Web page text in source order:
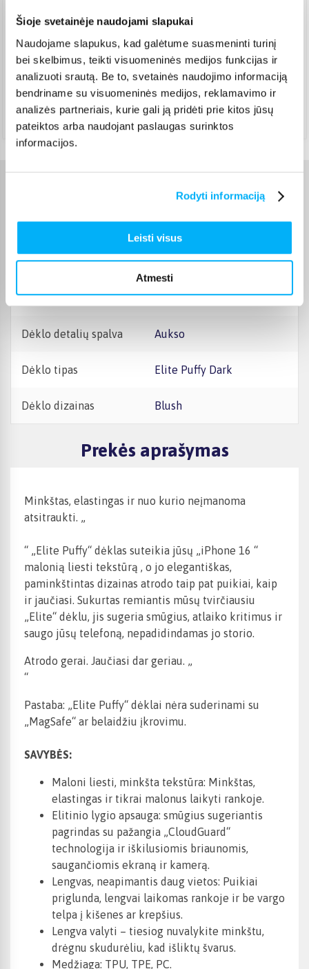
Šioje svetainėje naudojami slapukai
Naudojame slapukus, kad galėtume suasmeninti turinį
bei skelbimus, teikti visuomeninės medijos funkcijas ir
analizuoti srautą. Be to, svetainės naudojimo informaciją
bendriname su visuomeninės medijos, reklamavimo ir
analizės partneriais, kurie gali ją pridėti prie kitos jūsų
pateiktos arba naudojant paslaugas surinktos
informacijos.
Rodyti informaciją
Leisti visus
Atmesti
DPD kurjeris (3,99 €)
Rugpjūtis 12d. - Rugpjūtis 17d.
DPD paštomatas (3,99 €)
Pristato ir šeštadienį
Rugpjūtis 11d. - Rugpjūtis 14d.
Atsiėmimas Veiverių g. 171, Kaunas (1,99 €)
Rugpjūtis 12d. - Rugpjūtis 17d.
Gamintojas Burga
Telefono gamintojas Apple
Telefono modelis iPhone 16
Dėklo detalių spalva Aukso
Dėklo tipas Elite Puffy Dark
Dėklo dizainas Blush
Prekės aprašymas
Minkštas, elastingas ir nuo kurio neįmanoma
atsitraukti. „
“ „Elite Puffy“ dėklas suteikia jūsų „iPhone 16 “
malonią liesti tekstūrą , o jo elegantiškas,
paminkštintas dizainas atrodo taip pat puikiai, kaip
ir jaučiasi. Sukurtas remiantis mūsų tvirčiausiu
„Elite“ dėklu, jis sugeria smūgius, atlaiko kritimus ir
saugo jūsų telefoną, nepadidindamas jo storio.
Atrodo gerai. Jaučiasi dar geriau. „
“
Pastaba: „Elite Puffy“ dėklai nėra suderinami su
„MagSafe“ ar belaidžiu įkrovimu.
SAVYBĖS:
Maloni liesti, minkšta tekstūra: Minkštas,
elastingas ir tikrai malonus laikyti rankoje.
Elitinio lygio apsauga: smūgius sugeriantis
pagrindas su pažangia „CloudGuard“
technologija ir iškilusiomis briaunomis,
saugančiomis ekraną ir kamerą.
Lengvas, neapimantis daug vietos: Puikiai
priglunda, lengvai laikomas rankoje ir be vargo
telpa į kišenes ar krepšius.
Lengva valyti – tiesiog nuvalykite minkštu,
drėgnu skudurėliu, kad išliktų švarus.
Medžiaga: TPU, TPE, PC.